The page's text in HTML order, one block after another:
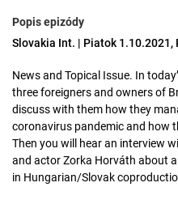
Popis epizódy
Slovakia Int. | Piatok 1.10.2021,
News and Topical Issue. In
three foreigners and owners of
discuss with them how they
coronavirus pandemic and how
Then you will hear an interview
and actor Zorka Horváth about
in Hungarian/Slovak